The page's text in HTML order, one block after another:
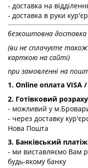
- доставка на
- доставка в руки
безкоштовна доставка
(ви не сплачуєте
карткою на сайті)
при замовленні на
1. Online оплата VISA
2. Готівковий
- можливий у
- через доставку
Нова Пошта
3. Банківський платіж
- ми виставляємо Вам
будь-якому банку